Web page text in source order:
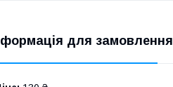
для замовлення